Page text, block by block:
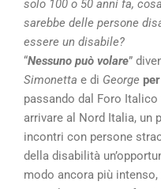
solo 100 o 50 anni fa,
sarebbe delle persone
essere un disabile?
“Nessuno può volare”
Simonetta e di George
passando dal Foro
arrivare al Nord Italia, un
incontri con persone
della disabilità
modo ancora più